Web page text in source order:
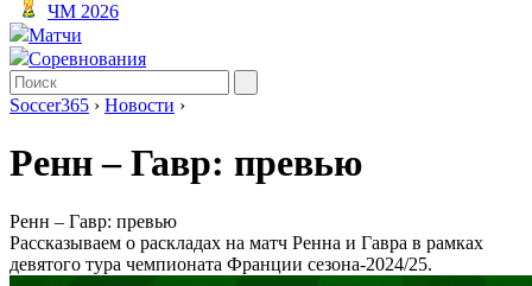
ЧМ 2026
Матчи
Соревнования
Soccer365 › Новости ›
Ренн – Гавр: превью
Ренн – Гавр: превью
Рассказываем о раскладах на матч Ренна и Гавра в рамках
девятого тура чемпионата Франции сезона-2024/25.